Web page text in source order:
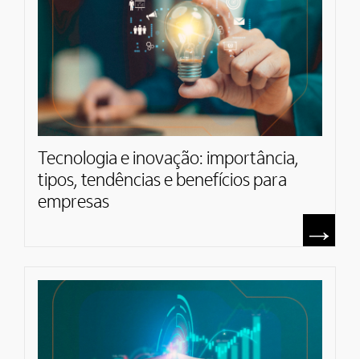
Tecnologia e inovação: importância,
tipos, tendências e benefícios para
empresas